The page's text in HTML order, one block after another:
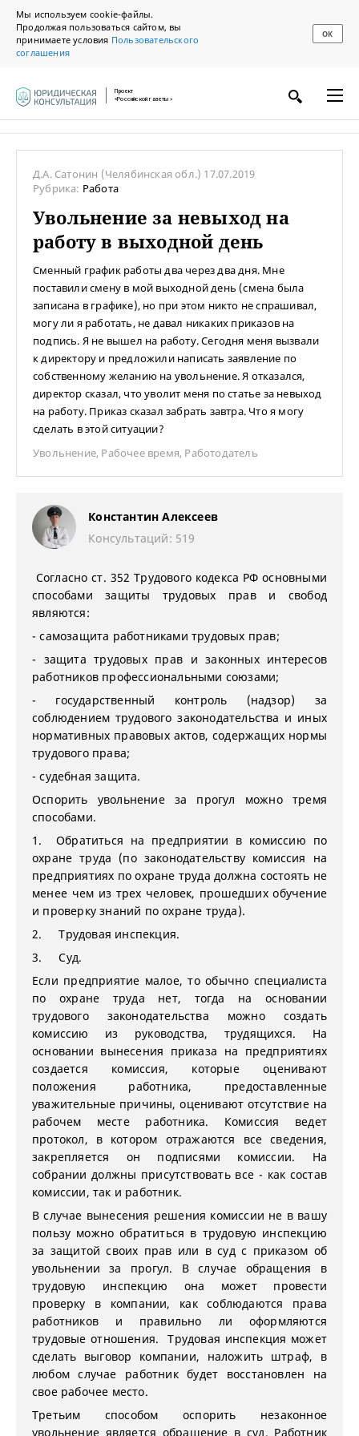
Мы используем cookie-файлы.
Продолжая пользоваться сайтом, вы
принимаете условия Пользовательского
соглашения
ОК
Проект
«Российской газеты»
Д.А. Сатонин (Челябинская обл.) 17.07.2019
Рубрика: Работа
Увольнение за невыход на
работу в выходной день
Сменный график работы два через два дня. Мне
поставили смену в мой выходной день (смена была
записана в графике), но при этом никто не спрашивал,
могу ли я работать, не давал никаких приказов на
подпись. Я не вышел на работу. Сегодня меня вызвали
к директору и предложили написать заявление по
собственному желанию на увольнение. Я отказался,
директор сказал, что уволит меня по статье за невыход
на работу. Приказ сказал забрать завтра. Что я могу
сделать в этой ситуации?
Увольнение, Рабочее время, Работодатель
Константин Алексеев
Консультаций: 519
Согласно ст. 352 Трудового кодекса РФ основными
способами защиты трудовых прав и свобод
являются:
- самозащита работниками трудовых прав;
- защита трудовых прав и законных интересов
работников профессиональными союзами;
- государственный контроль (надзор) за
соблюдением трудового законодательства и иных
нормативных правовых актов, содержащих нормы
трудового права;
- судебная защита.
Оспорить увольнение за прогул можно тремя
способами.
1. Обратиться на предприятии в комиссию по
охране труда (по законодательству комиссия на
предприятиях по охране труда должна состоять не
менее чем из трех человек, прошедших обучение
и проверку знаний по охране труда).
2. Трудовая инспекция.
3. Суд.
Если предприятие малое, то обычно специалиста
по охране труда нет, тогда на основании
трудового законодательства можно создать
комиссию из руководства, трудящихся. На
основании вынесения приказа на предприятиях
создается комиссия, которые оценивают
положения работника, предоставленные
уважительные причины, оценивают отсутствие на
рабочем месте работника. Комиссия ведет
протокол, в котором отражаются все сведения,
закрепляется он подписями комиссии. На
собрании должны присутствовать все - как состав
комиссии, так и работник.
В случае вынесения решения комиссии не в вашу
пользу можно обратиться в трудовую инспекцию
за защитой своих прав или в суд с приказом об
увольнении за прогул. В случае обращения в
трудовую инспекцию она может провести
проверку в компании, как соблюдаются права
работников и правильно ли оформляются
трудовые отношения. Трудовая инспекция может
сделать выговор компании, наложить штраф, в
любом случае работник будет восстановлен на
свое рабочее место.
Третьим способом оспорить незаконное
увольнение является обращение в суд. Работник